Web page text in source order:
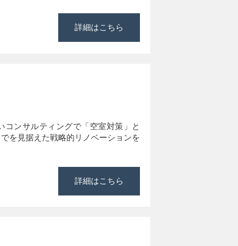
詳細はこちら
ンサルティングで「空室対策」と
を見据えた戦略的リノベーションを
詳細はこちら